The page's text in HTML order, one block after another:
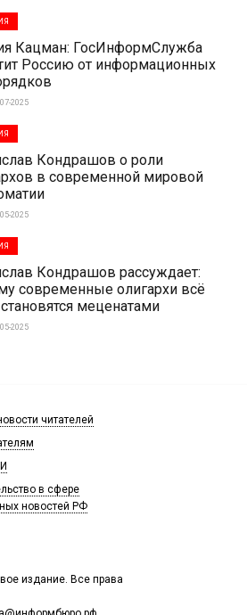
Кацман: ГосИнформСлужба
Россию от информационных
2025
Кондрашов о роли
в современной мировой
2025
Кондрашов рассуждает:
современные олигархи всё
меценатами
2025
издание. Все права
читателей
в сфере
новостей РФ